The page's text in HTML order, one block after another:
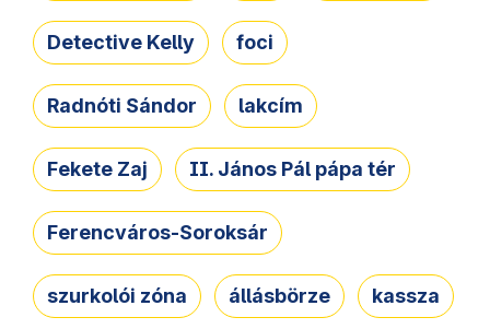
Detective Kelly foci
Radnóti Sándor lakcím
Fekete Zaj II. János Pál pápa tér
Ferencváros-Soroksár
szurkolói zóna állásbörze kassza